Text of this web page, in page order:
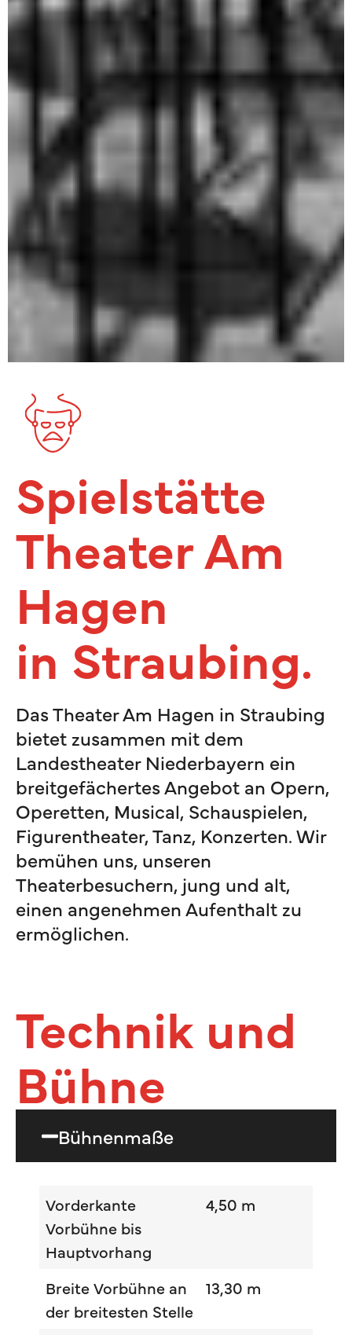
Spielstätte
Theater Am
Hagen
in Straubing.
Das Theater Am Hagen in Straubing
bietet zusammen mit dem
Landestheater Niederbayern ein
breitgefächertes Angebot an Opern,
Operetten, Musical, Schauspielen,
Figurentheater, Tanz, Konzerten. Wir
bemühen uns, unseren
Theaterbesuchern, jung und alt,
einen angenehmen Aufenthalt zu
ermöglichen.
Technik und
Bühne
Bühnenmaße
Vorderkante
Vorbühne bis
Hauptvorhang
4,50 m
Breite Vorbühne an
der breitesten Stelle
13,30 m